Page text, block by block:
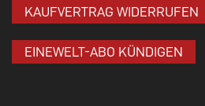
KAUFVERTRAG WIDERRUFEN
EINEWELT-ABO KÜNDIGEN